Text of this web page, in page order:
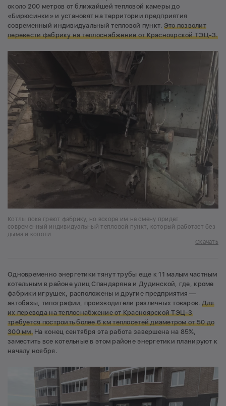
около 200 метров от ближайшей тепловой камеры до
«Бирюсинки» и установят на территории предприятия
современный индивидуальный тепловой пункт. Это позволит
перевести фабрику на теплоснабжение от Красноярской ТЭЦ-3.
Котлы пока греют фабрику, но вскоре им на смену придет
современный индивидуальный тепловой пункт, который работает без
дыма и копоти
Скачать
Одновременно энергетики тянут трубы еще к 11 малым частным
котельным в районе улиц Спандаряна и Дудинской, где, кроме
фабрики игрушек, расположены и другие предприятия —
автобазы, типографии, производители различных товаров. Для
их перевода на теплоснабжение от Красноярской ТЭЦ-3
требуется построить более 6 км теплосетей диаметром от 50 до
300 мм.На конец сентября эта работа завершена на 85%,
заместить все котельные в этом районе энергетики планируют к
началу ноября.